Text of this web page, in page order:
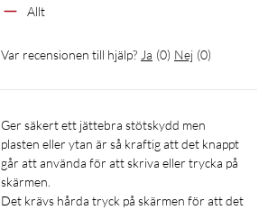
Allt
Var recensionen till hjälp? Ja (0) Nej (0)
Ger säkert ett jättebra stötskydd men
plasten eller ytan är så kraftig att det knappt
går att använda för att skriva eller trycka på
skärmen.
Det krävs hårda tryck på skärmen för att det